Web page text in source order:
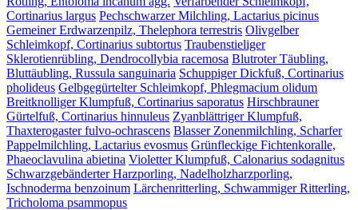
Cortinarius largus Pechschwarzer Milchling, Lactarius picinus
Gemeiner Erdwarzenpilz, Thelephora terrestris Olivgelber
Schleimkopf, Cortinarius subtortus Traubenstieliger
Sklerotienrübling, Dendrocollybia racemosa Blutroter Täubling,
Bluttäubling, Russula sanguinaria Schuppiger Dickfuß, Cortinarius
pholideus Gelbgegürtelter Schleimkopf, Phlegmacium olidum
Breitknolliger Klumpfuß, Cortinarius saporatus Hirschbrauner
Gürtelfuß, Cortinarius hinnuleus Zyanblättriger Klumpfuß,
Thaxterogaster fulvo-ochrascens Blasser Zonenmilchling, Scharfer
Pappelmilchling, Lactarius evosmus Grünfleckige Fichtenkoralle,
Phaeoclavulina abietina Violetter Klumpfuß, Calonarius sodagnitus
Schwarzgebänderter Harzporling, Nadelholzharzporling,
Ischnoderma benzoinum Lärchenritterling, Schwammiger Ritterling,
Tricholoma psammopus